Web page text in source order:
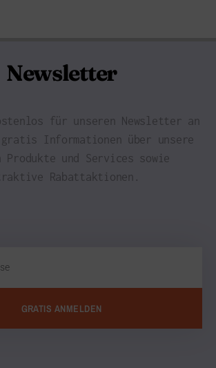
Newsletter
für unseren Newsletter an
Informationen über unsere
Produkte und Services sowie
Rabattaktionen.
GRATIS ANMELDEN